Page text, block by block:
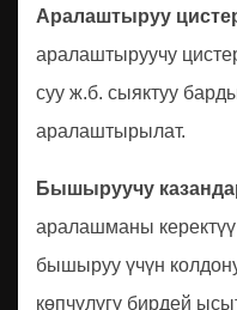
Аралаштыруу
аралаштыруучу
суу ж.б. сыяктуу
аралаштырылат.
Бышыруучу
аралашманы
бышыруу үчүн
көпчүлүгү бирдей